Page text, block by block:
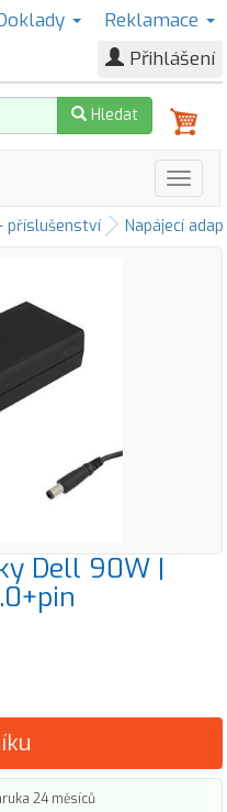
Reklamace
Přihlášení
Hledat
příslušenství Napájecí
Dell 90W |
24 měsíců